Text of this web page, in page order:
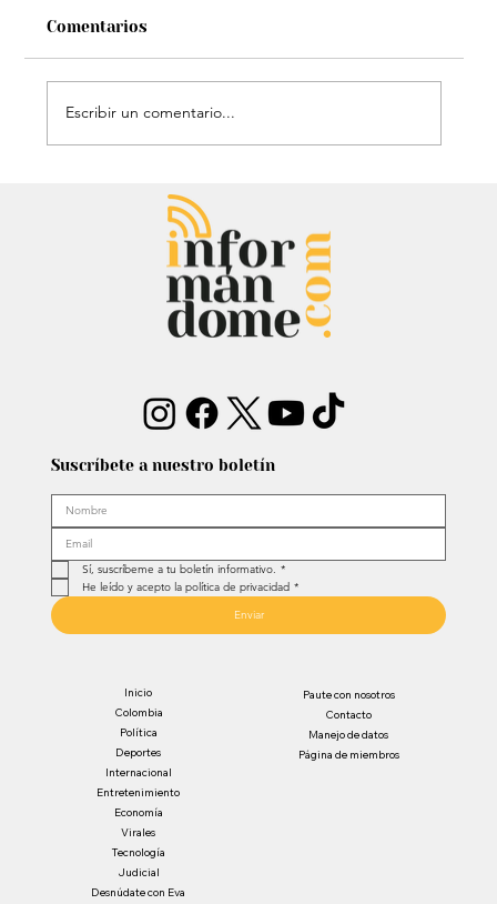
Mauricio Lizcano apuesta por la
ciencia: Anuncia a investigador del
Atlántico como fórmula
vicepresidencial
Comentarios
Escribir un comentario...
Suscríbete a nuestro boletín
Sí, suscríbeme a tu boletín informativo. *
He leído y acepto la política de privacidad *
Enviar
Inicio
Colombia
Política
Deportes
Internacional
Entretenimiento
Economía
Virales
Tecnología
Judicial
Desnúdate con Eva
Paute con nosotros
Contacto
Manejo de datos
Página de miembros